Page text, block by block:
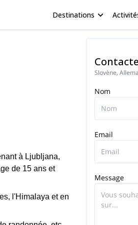
Destinations
à Ljubljana,
de 15 ans et
l'Himalaya et en
Slovène,
Nom
Email
Message